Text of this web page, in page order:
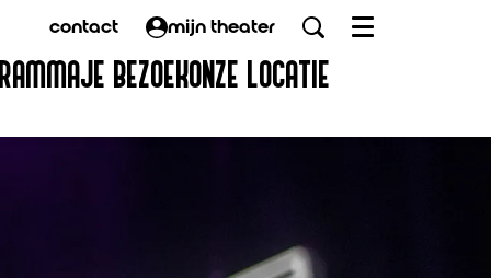
contact mijn theater
JE BEZOEK ONZE LOCATIE
Menu